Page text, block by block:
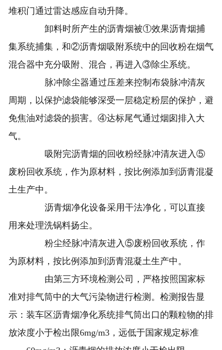
堆积门通过雷达感应自动升降。
卸料时所产生的沥青烟被①效果沥青烟捕
集系统捕集，和②沥青烟吸附系统中的回收粉在烟气
混合器中充分吸附、混合，再进入③除尘系统。
脉冲除尘器通过压差来控制布袋脉冲清灰
周期，以保护滤袋能够深受一层稳定粉层的保护，避
免焦油对滤袋的损害。④达标尾气通过烟囱排入大
气。
吸附完沥青烟的回收粉经脉冲清灰进入⑤
废粉回收系统，作为原材料，按比例添加到沥青混凝
土生产中。
沥青烟净化设备采用干法净化，可以直接
用来处理洗锅料扬尘。
粉尘经脉冲清灰进入⑤废粉回收系统，作
为原材料，按比例添加到沥青混凝土生产中。
由第三方环境检测公司，严格按照国家标
准对排气筒中的大气污染物进行检测。检测报告显
示：装车区沥青烟净化系统排气筒出口的颗粒物的排
放浓度小于检出限6mg/m3，远低于国家规定标准